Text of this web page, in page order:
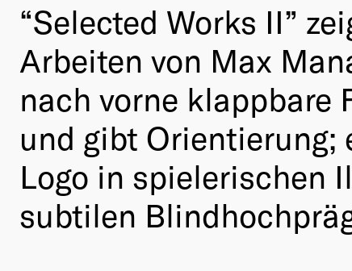
“Selected Works II”
Arbeiten von Max
nach vorne
und gibt Orientierung;
Logo in spielerischen
subtilen